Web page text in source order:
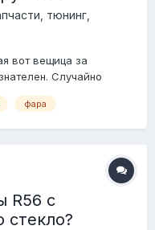
тюнинг,
вот вещица за
Случайно
фара
R56 с